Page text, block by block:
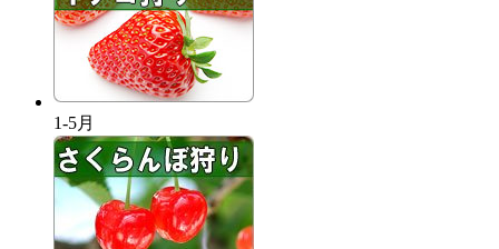
1-5月